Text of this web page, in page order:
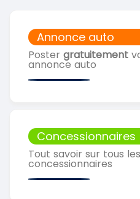
Annonce auto
Poster gratuitement
annonce auto
Concessionnaires
Tout savoir sur tous les
concessionnaires